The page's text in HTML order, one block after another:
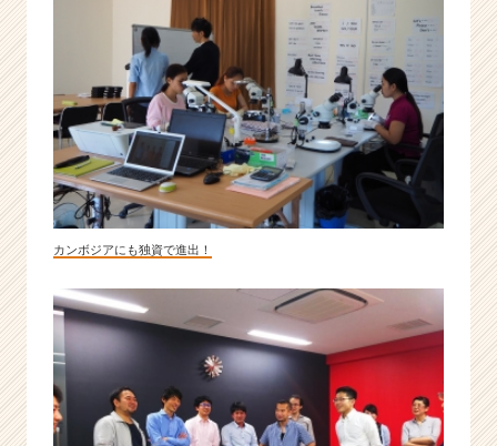
カンボジアにも独資で進出！